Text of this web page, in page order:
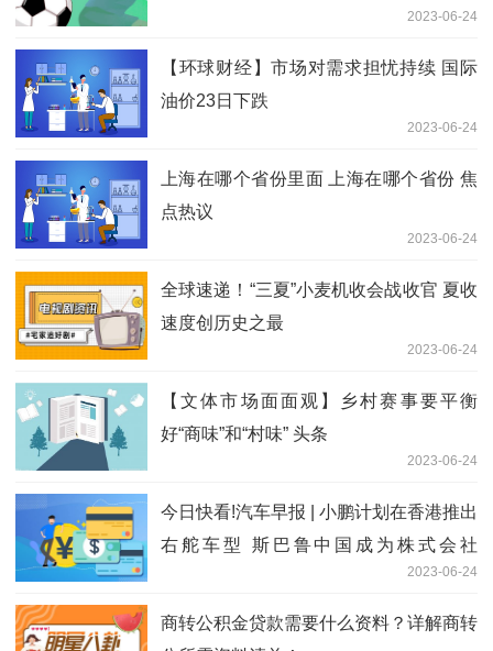
2023-06-24
【环球财经】市场对需求担忧持续 国际
油价23日下跌
2023-06-24
上海在哪个省份里面 上海在哪个省份 焦
点热议
2023-06-24
全球速递！“三夏”小麦机收会战收官 夏收
速度创历史之最
2023-06-24
【文体市场面面观】乡村赛事要平衡
好“商味”和“村味” 头条
2023-06-24
今日快看!汽车早报 | 小鹏计划在香港推出
右舵车型 斯巴鲁中国成为株式会社
2023-06-24
商转公积金贷款需要什么资料？详解商转